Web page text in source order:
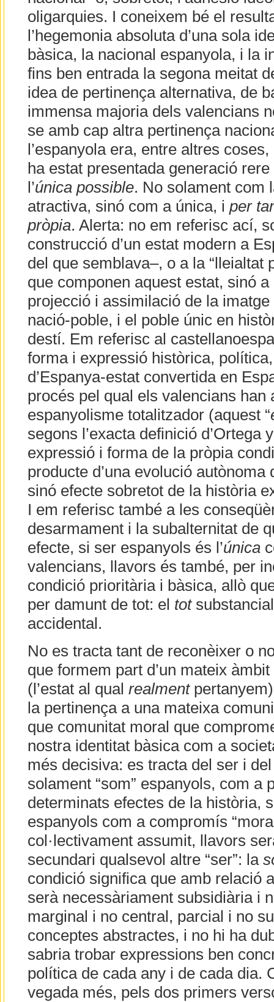
oligarquies. I coneixem bé el
l’hegemonia absoluta d’una sola
bàsica, la nacional espanyola, i la
fins ben entrada la segona meitat
idea de pertinença alternativa, de
immensa majoria dels valencians
se amb cap altra pertinença
l’espanyola era, entre altres
ha estat presentada generació
l’única possible. No solament com
atractiva, sinó com a única, i per
pròpia. Alerta: no em referisc ací,
construcció d’un estat modern a
del que semblava–, o a la “lleialtat
que componen aquest estat, sinó a
projecció i assimilació de la imatge
nació-poble, i el poble únic en
destí. Em referisc al
forma i expressió històrica,
d’Espanya-estat convertida en
procés pel qual els valencians han
espanyolisme totalitzador (aquest “
segons l’exacta definició d’Ortega
expressió i forma de la pròpia
producte d’una evolució
sinó efecte sobretot de la història
I em referisc també a les
desarmament i la subalternitat de
efecte, si ser espanyols és l’única
valencians, llavors és també, per
condició prioritària i bàsica, allò
per damunt de tot: el tot
accidental.
No es tracta tant de reconèixer o
que formem part d’un mateix
(l’estat al qual realment
la pertinença a una mateixa
que comunitat moral que
nostra identitat bàsica com a
més decisiva: es tracta del ser i
solament “som” espanyols, com a
determinats efectes de la història,
espanyols com a compromís
col·lectivament assumit, llavors
secundari qualsevol altre “ser”: la
condició significa que amb relació
serà necessàriament subsidiària i
marginal i no central, parcial i no
conceptes abstractes, i no hi ha
sabria trobar expressions ben
política de cada any i de cada dia.
vegada més, pels dos primers